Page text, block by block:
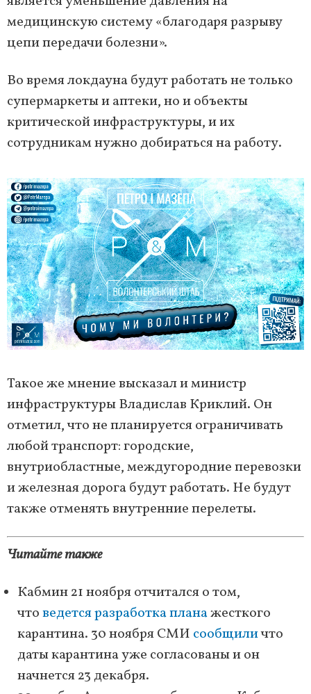
медицинскую систему «благодаря разрыву
цепи передачи болезни».
Во время локдауна будут работать не только
супермаркеты и аптеки, но и объекты
критической инфраструктуры, и их
сотрудникам нужно добираться на работу.
Такое же мнение высказал и министр
инфраструктуры Владислав Криклий. Он
отметил, что не планируется ограничивать
любой транспорт: городские,
внутриобластные, междугородние перевозки
и железная дорога будут работать. Не будут
также отменять внутренние перелеты.
Читайте также
Кабмин 21 ноября отчитался о том,
чтоведется разработка планажесткого
карантина. 30 ноября СМИ сообщиличто
даты карантина уже согласованы и он
начнется 23 декабря.